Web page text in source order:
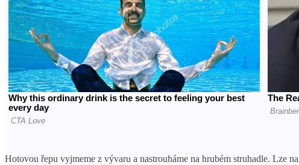
Hotovou řepu vyjmeme z vývaru a nastrouháme na hrubém struhadle. Lze